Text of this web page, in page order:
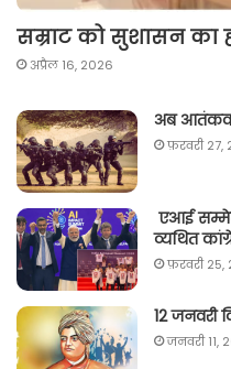
सम्राट को सुशासन का
अप्रैल 16, 2026
अब आतंकवाद
फ़रवरी 27,
एआई
व्यथित
फ़रवरी 25,
12 जनवरी
जनवरी 11,